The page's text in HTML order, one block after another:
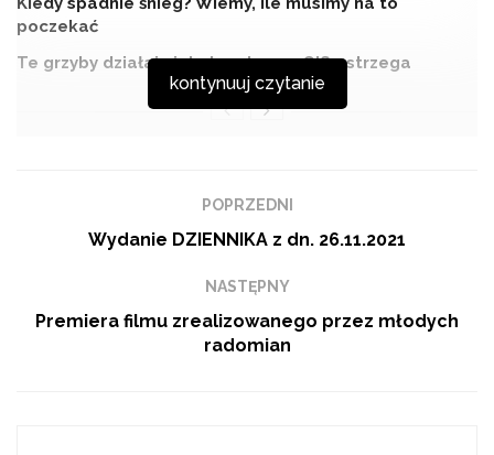
poczekać
Te grzyby działają jak dopalacze. GIS ostrzega
Ciężkowski, dyrektor Wojewódzkiego Ośrodka
Ruchu Drogowego w Radomiu.
kontynuuj czytanie
Marcin Ciężkowski
POPRZEDNI
Wydanie DZIENNIKA z dn. 26.11.2021
NASTĘPNY
Premiera filmu zrealizowanego przez młodych
radomian